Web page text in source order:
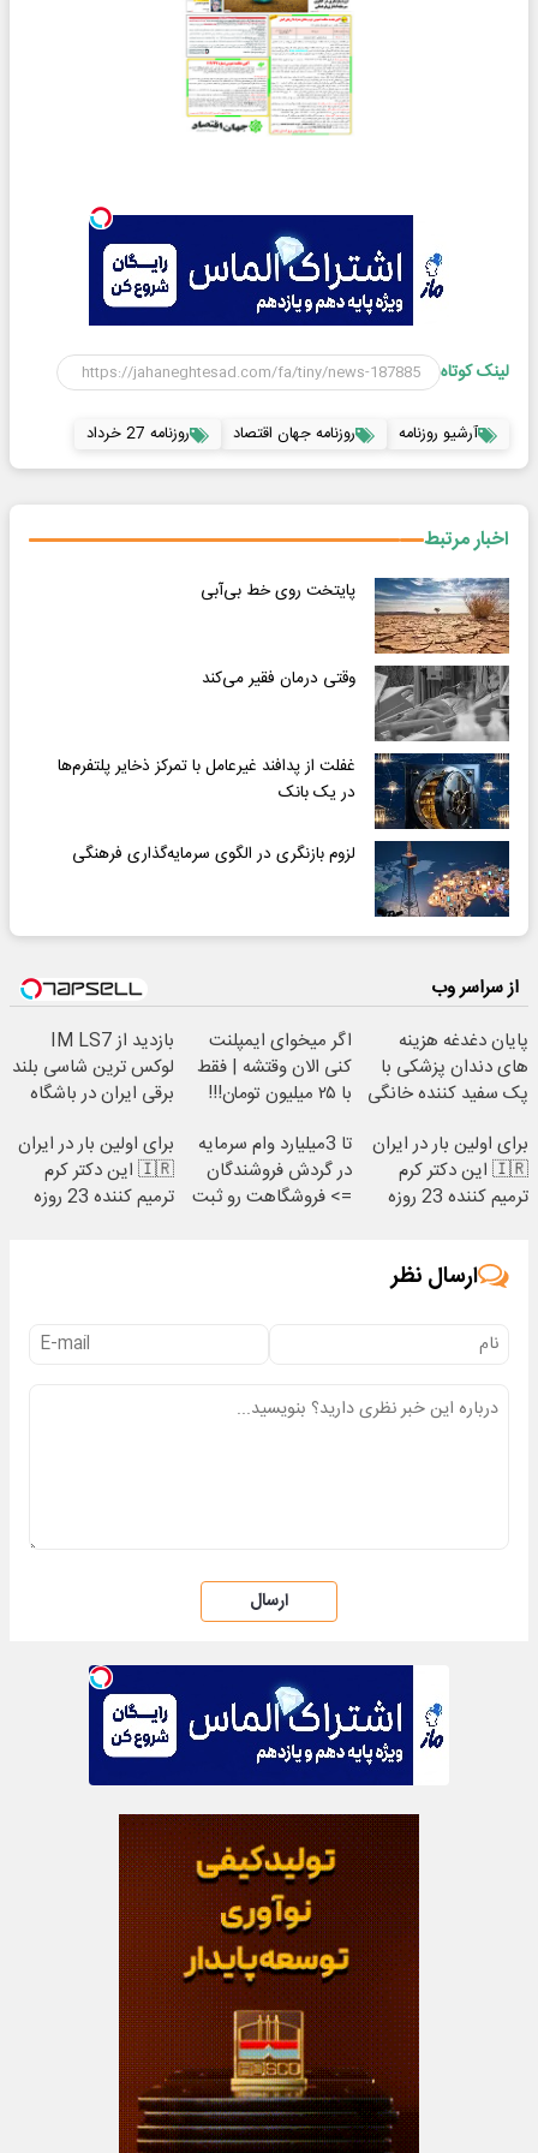
لینک کوتاه
آرشیو روزنامه روزنامه جهان اقتصاد روزنامه 27 خرداد
اخبار مرتبط
پایتخت روی خط بی‌آبی
وقتی درمان فقیر می‌کند
غفلت از پدافند غیرعامل با تمرکز ذخایر پلتفرم‌ها
در یک بانک
لزوم بازنگری در الگوی سرمایه‌گذاری فرهنگی
از سراسر وب
پایان دغدغه هزینه
های دندان پزشکی با
پک سفید کننده خانگی
اگر میخوای ایمپلنت
کنی الان وقتشه | فقط
با ۲۵ میلیون تومان!!!
بازدید از IM LS7
لوکس ترین شاسی بلند
برقی ایران در باشگاه
برای اولین بار در ایران
🇮🇷 این دکتر کرم
ترمیم کننده 23 روزه
تا 3میلیارد وام سرمایه
در گردش فروشندگان
=> فروشگاهت رو ثبت
برای اولین بار در ایران
🇮🇷 این دکتر کرم
ترمیم کننده 23 روزه
ارسال نظر
ارسال